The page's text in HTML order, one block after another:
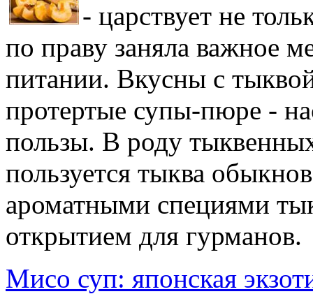
- царствует не
по праву заняла важное
питании. Вкусны с
протертые супы-пюре -
пользы. В роду
пользуется тыква
ароматными специями
открытием для гурманов.
Мисо суп: японская